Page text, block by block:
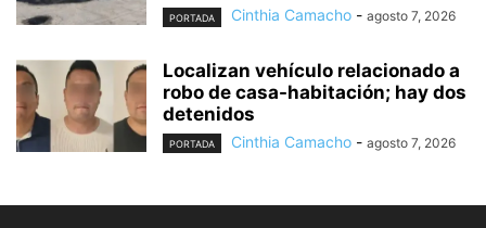
PORTADA Cinthia Camacho - agosto 7, 2026
Localizan vehículo relacionado a
robo de casa-habitación; hay dos
detenidos
PORTADA Cinthia Camacho - agosto 7, 2026